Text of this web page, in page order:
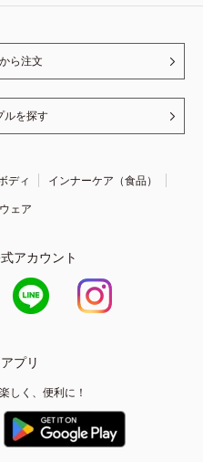
ら注文
ルを探す
ディ
インナーケア（食品）
ェア
アカウント
プリ
しく、便利に！